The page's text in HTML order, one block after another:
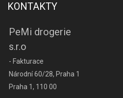
KONTAKTY
PeMi drogerie
s.r.o
- Fakturace
Národní 60/28, Praha 1
Praha 1, 110 00